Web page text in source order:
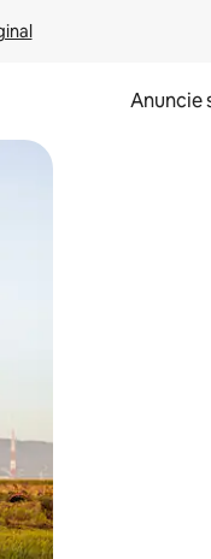
Anuncie
o dedo na tela.